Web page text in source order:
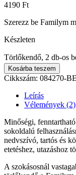
4190 Ft
Szerezz be Familym
Készleten
Törlőkendő, 2 db-os
Kosárba teszem
Cikkszám: 084270-BE
Leírás
Vélemények (2)
Minőségi,
sokoldalú
nedvszívó, tartós és
etetéshez, utazáshoz
A szokásosnál